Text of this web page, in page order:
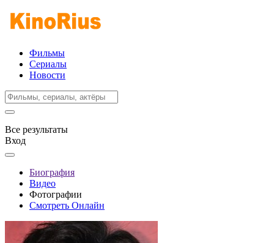
Фильмы
Сериалы
Новости
Все результаты
Вход
Биография
Видео
Фотографии
Смотреть Онлайн